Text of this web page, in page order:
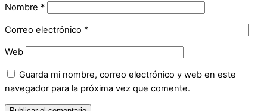
Nombre *
Correo electrónico *
Web
Guarda mi nombre, correo electrónico y web en este
navegador para la próxima vez que comente.